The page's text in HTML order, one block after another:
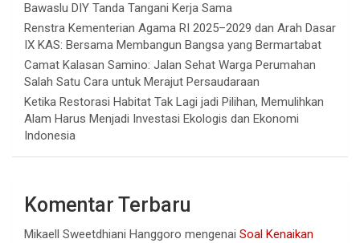
Bawaslu DIY Tanda Tangani Kerja Sama
Renstra Kementerian Agama RI 2025–2029 dan Arah Dasar
IX KAS: Bersama Membangun Bangsa yang Bermartabat
Camat Kalasan Samino: Jalan Sehat Warga Perumahan
Salah Satu Cara untuk Merajut Persaudaraan
Ketika Restorasi Habitat Tak Lagi jadi Pilihan, Memulihkan
Alam Harus Menjadi Investasi Ekologis dan Ekonomi
Indonesia
Komentar Terbaru
Mikaell Sweetdhiani Hanggoro mengenai Soal Kenaikan